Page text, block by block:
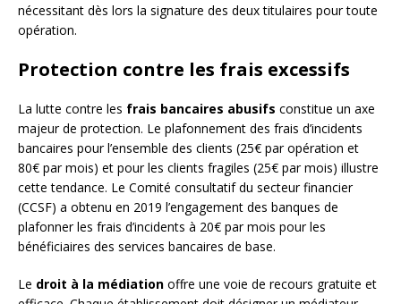
nécessitant dès lors la signature des deux titulaires pour toute
opération.
Protection contre les frais excessifs
La lutte contre les frais bancaires abusifs constitue un axe
majeur de protection. Le plafonnement des frais d’incidents
bancaires pour l’ensemble des clients (25€ par opération et
80€ par mois) et pour les clients fragiles (25€ par mois) illustre
cette tendance. Le Comité consultatif du secteur financier
(CCSF) a obtenu en 2019 l’engagement des banques de
plafonner les frais d’incidents à 20€ par mois pour les
bénéficiaires des services bancaires de base.
Le droit à la médiation offre une voie de recours gratuite et